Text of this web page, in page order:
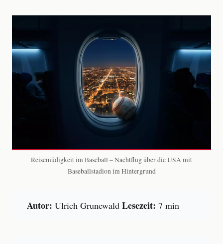
Reisemüdigkeit im Baseball – Nachtflug über die USA mit
Baseballstadion im Hintergrund
Autor: Ulrich Grunewald Lesezeit: 7 min